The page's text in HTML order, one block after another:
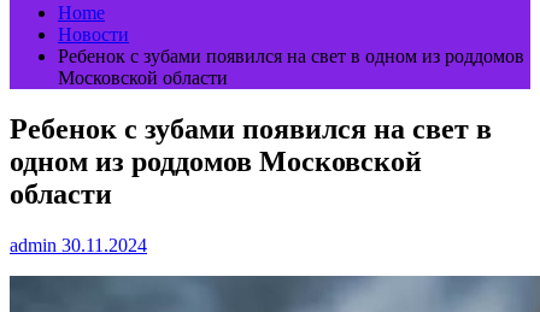
Home
Новости
Ребенок с зубами появился на свет в одном из роддомов
Московской области
Ребенок с зубами появился на свет в
одном из роддомов Московской
области
admin 30.11.2024